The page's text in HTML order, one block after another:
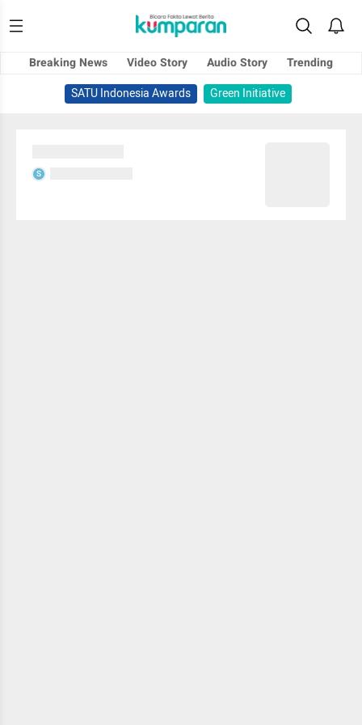
Breaking News Video Story Audio Story
Trending
SATU Indonesia Awards
Green Initiative
S